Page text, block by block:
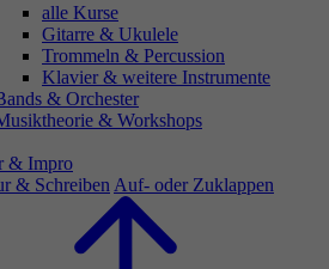
alle Kurse
Gitarre & Ukulele
Trommeln & Percussion
Klavier & weitere Instrumente
& Orchester
& Workshops
& Impro
& Schreiben Auf- oder Zuklappen